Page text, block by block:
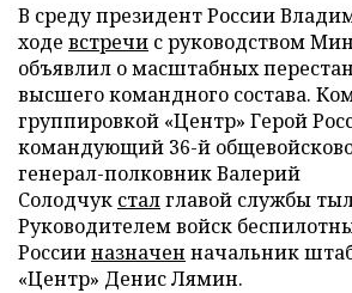
В среду президент России
ходе встречи с руководством
объявлил о масштабных
высшего командного состава.
группировкой «Центр» Герой
командующий 36-й
генерал-полковник Валерий
Солодчук сталглавой службы
Руководителем войск
Россииназначен начальник
«Центр» Денис Лямин.